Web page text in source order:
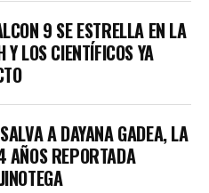
9 SE ESTRELLA EN LA
LOS CIENTÍFICOS YA
A DAYANA GADEA, LA
AÑOS REPORTADA